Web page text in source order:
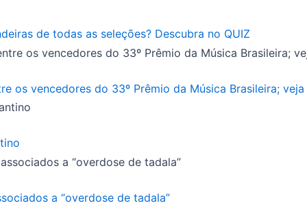
de todas as seleções? Descubra no QUIZ
os vencedores do 33º Prêmio da Música Brasileira;
a “overdose de tadala”